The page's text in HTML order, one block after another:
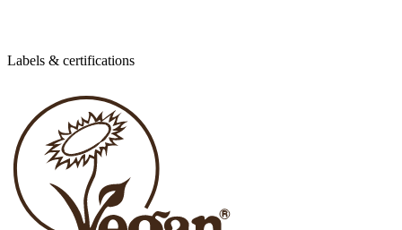
Labels & certifications